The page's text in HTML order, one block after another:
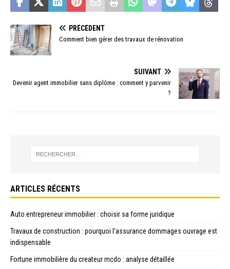
PRÉCÉDENT
Comment bien gérer des travaux de rénovation
SUIVANT
Devenir agent immobilier sans diplôme : comment y parvenir
?
ARTICLES RÉCENTS
Auto entrepreneur immobilier : choisir sa forme juridique
Travaux de construction : pourquoi l’assurance dommages ouvrage est
indispensable
Fortune immobilière du createur mcdo : analyse détaillée